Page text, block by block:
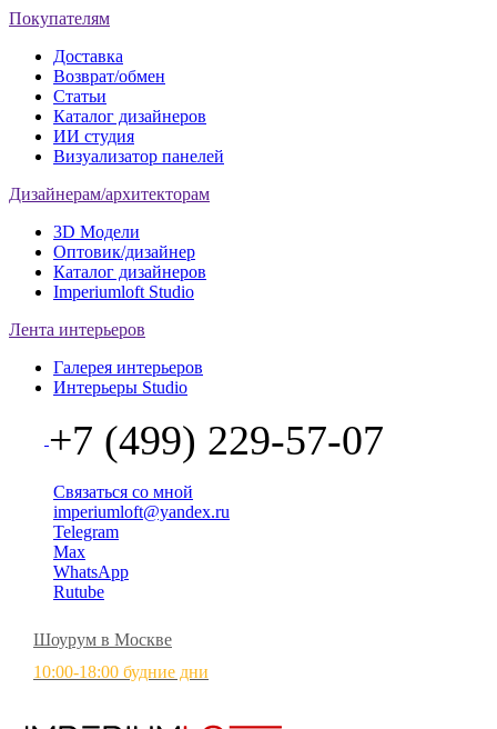
Покупателям
Доставка
Возврат/обмен
Статьи
Каталог дизайнеров
ИИ студия
Визуализатор панелей
Дизайнерам/архитекторам
3D Модели
Оптовик/дизайнер
Каталог дизайнеров
Imperiumloft Studio
Лента интерьеров
Галерея интерьеров
Интерьеры Studio
+7 (499) 229-57-07
Связаться со мной
imperiumloft@yandex.ru
Telegram
Max
WhatsApp
Rutube
Шоурум в Москве
10:00-18:00 будние дни